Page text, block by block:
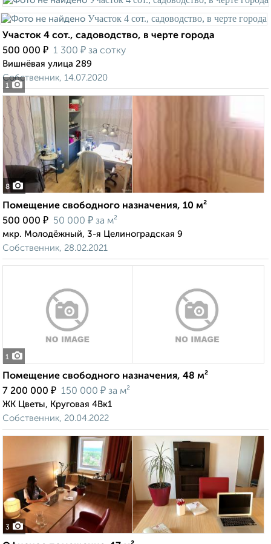
1
Участок 4 сот., садоводство, в черте города
500 000 ₽ 1 300 ₽ за сотку
Вишнёвая улица 289
Собственник, 14.07.2020
8
Помещение свободного назначения, 10 м²
500 000 ₽ 50 000 ₽ за м²
мкр. Молодёжный, 3-я Целиноградская 9
Собственник, 28.02.2021
1
Помещение свободного назначения, 48 м²
7 200 000 ₽ 150 000 ₽ за м²
ЖК Цветы, Круговая 4Вк1
Собственник, 20.04.2022
3